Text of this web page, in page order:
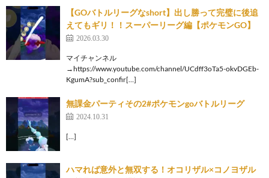
【GOバトルリーグなshort】出し勝って完璧に後追
えてもギリ！！スーパーリーグ編【ポケモンGO】
2026.03.30
マイチャンネル
→https://www.youtube.com/channel/UCdff3oTa5-okvDGEb-
KgumA?sub_confir[…]
無課金パーティその2#ポケモンgoバトルリーグ
2024.10.31
[…]
ハマれば意外と無双する！オコリザル×コノヨザル